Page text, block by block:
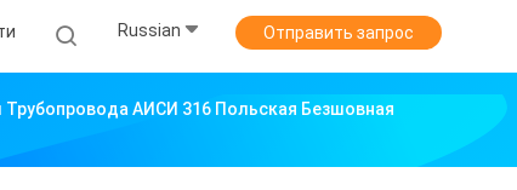
Russian Отправить запрос
АИСИ 316 Польская Безшовная